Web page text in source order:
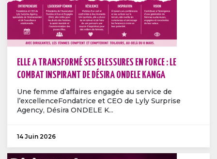
ELLE A TRANSFORMÉ SES BLESSURES EN FORCE : LE
COMBAT INSPIRANT DE DÉSIRA ONDELE KANGA
Une femme d’affaires engagée au service de
l’excellenceFondatrice et CEO de Lyly Surprise
Agency, Désira ONDELE K...
14 Juin 2026